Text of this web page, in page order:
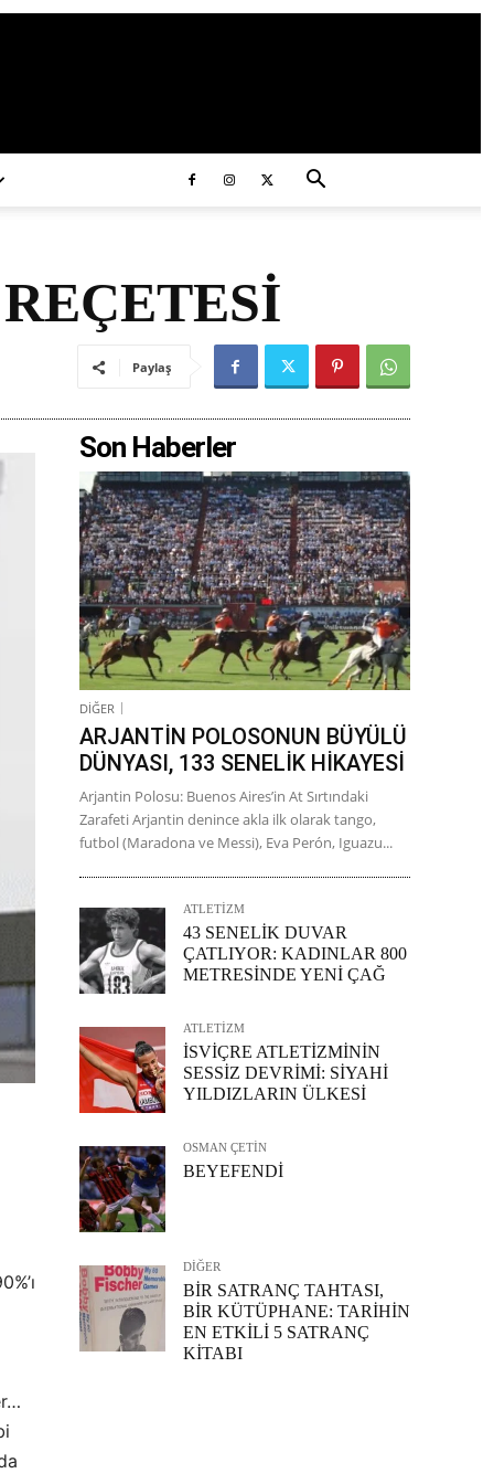
Paylaş
Son Haberler
DİĞER
ARJANTİN POLOSONUN BÜYÜLÜ
DÜNYASI, 133 SENELİK HİKAYESİ
Arjantin Polosu: Buenos Aires’in At Sırtındaki
Zarafeti Arjantin denince akla ilk olarak tango,
futbol (Maradona ve Messi), Eva Perón, Iguazu...
ATLETİZM
43 SENELİK DUVAR
ÇATLIYOR: KADINLAR 800
METRESİNDE YENİ ÇAĞ
ATLETİZM
İSVİÇRE ATLETİZMİNİN
SESSİZ DEVRİMİ: SİYAHİ
YILDIZLARIN ÜLKESİ
OSMAN ÇETİN
BEYEFENDİ
DİĞER
BİR SATRANÇ TAHTASI,
BİR KÜTÜPHANE: TARİHİN
EN ETKİLİ 5 SATRANÇ
KİTABI